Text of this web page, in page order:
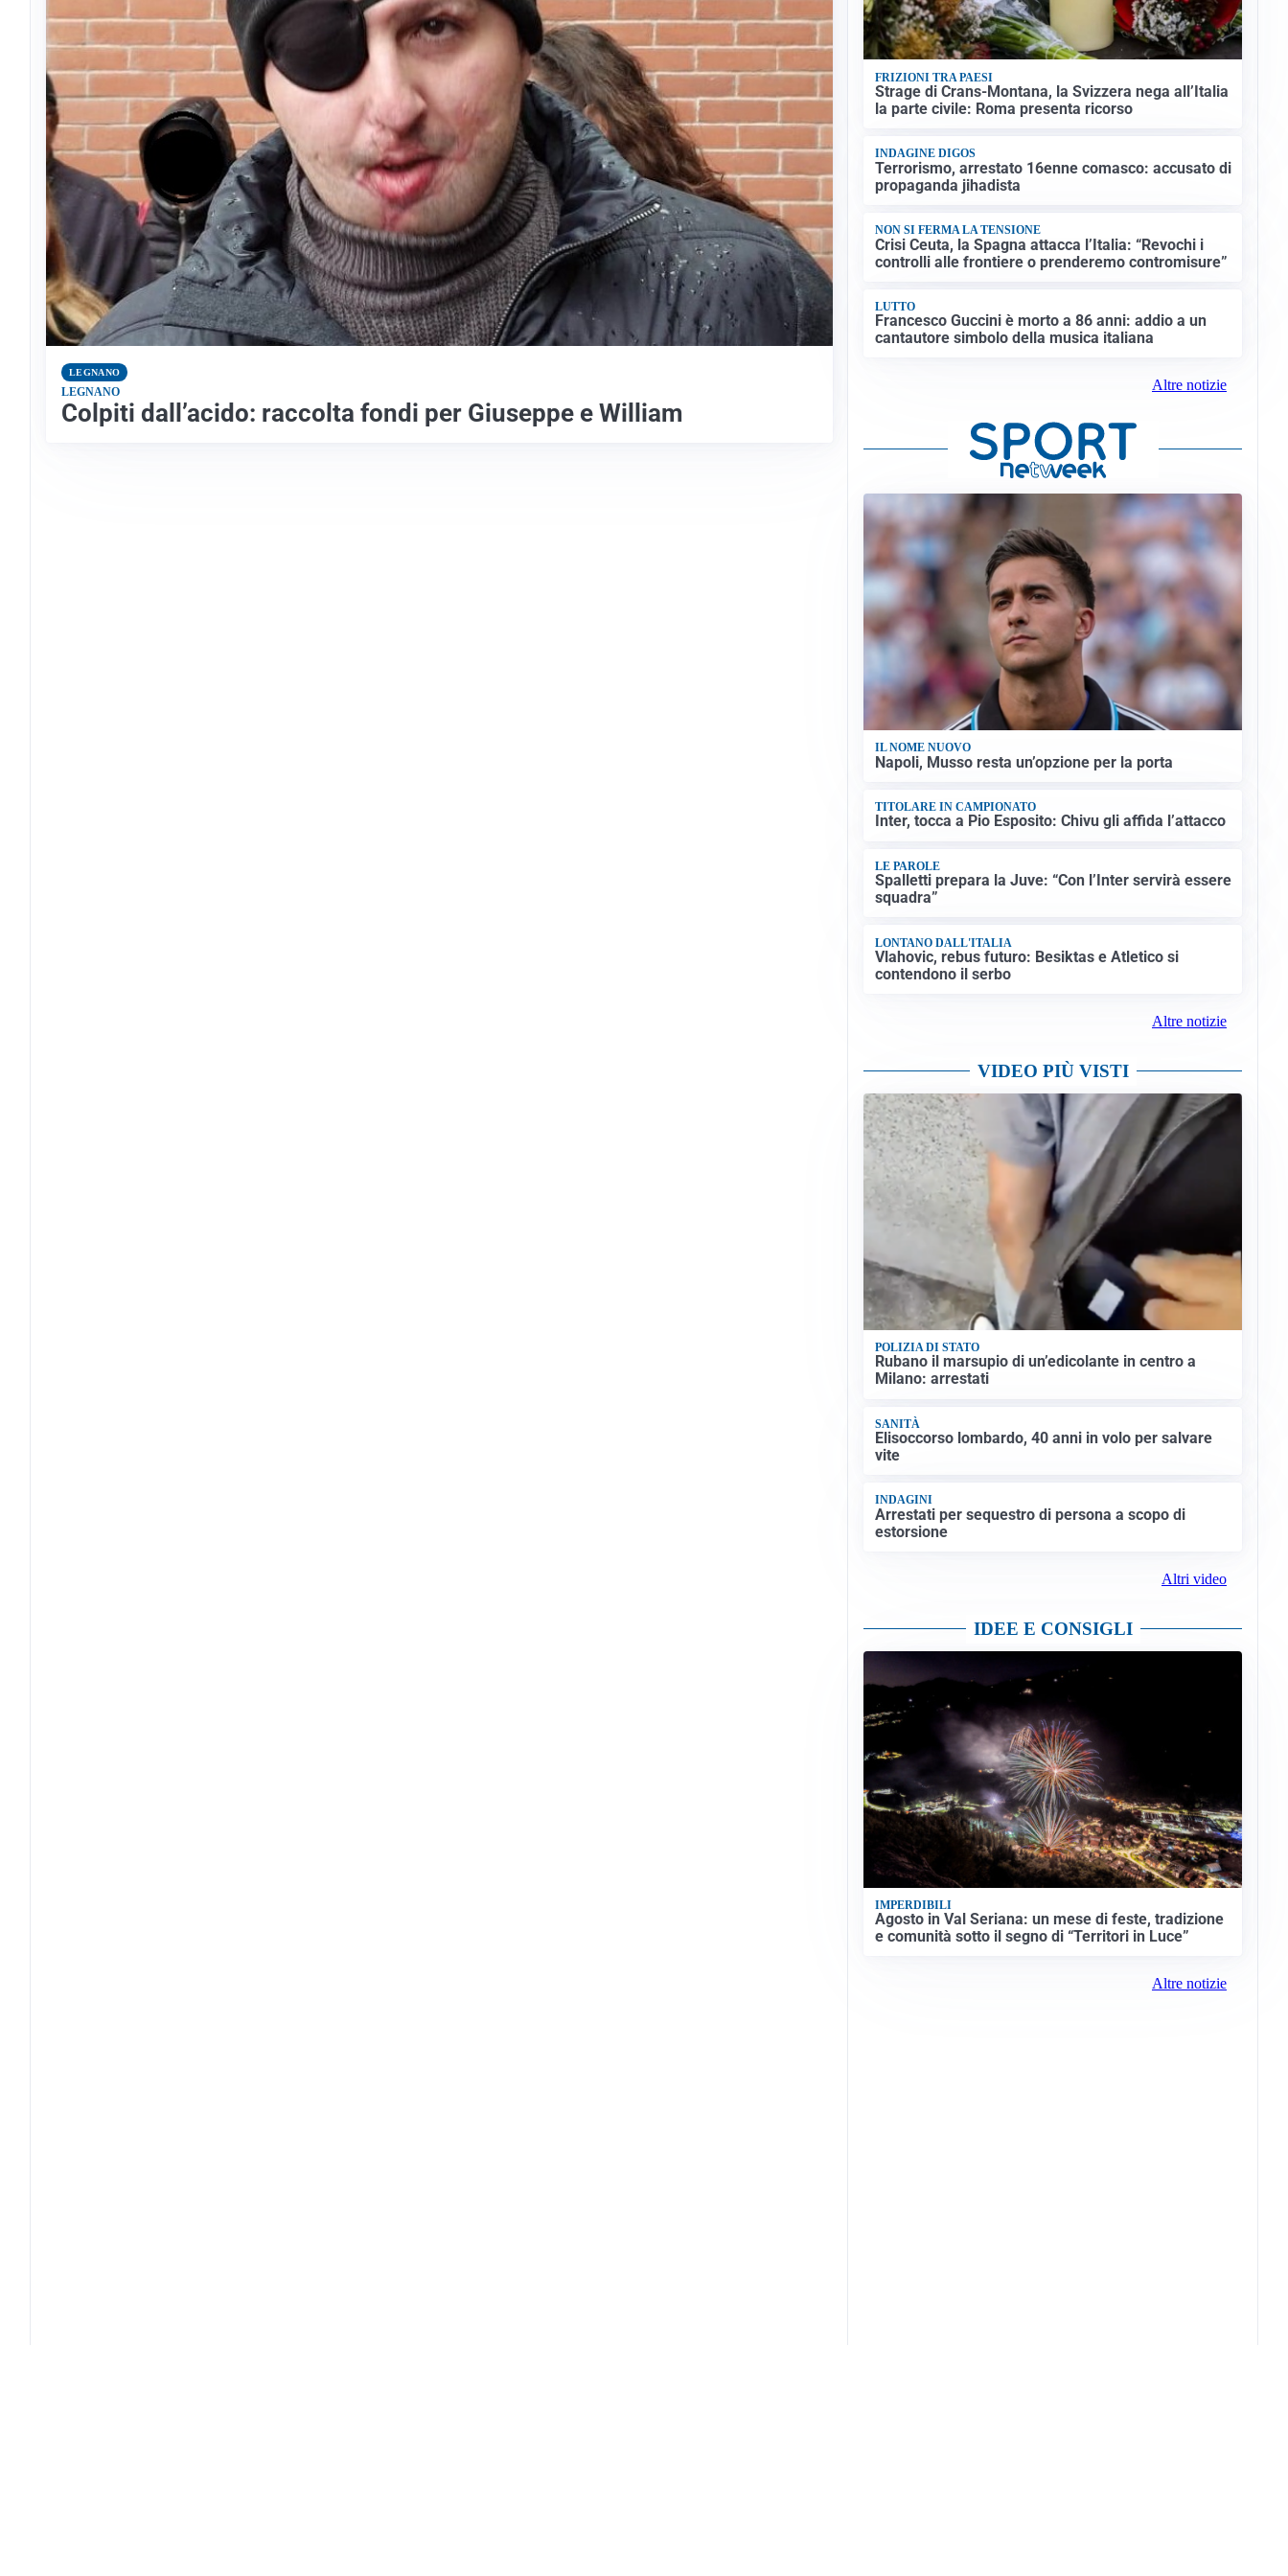
LEGNANO
LEGNANO
Colpiti dall’acido: raccolta fondi per Giuseppe e William
FRIZIONI TRA PAESI
Strage di Crans-Montana, la Svizzera nega all’Italia
la parte civile: Roma presenta ricorso
INDAGINE DIGOS
Terrorismo, arrestato 16enne comasco: accusato di
propaganda jihadista
NON SI FERMA LA TENSIONE
Crisi Ceuta, la Spagna attacca l’Italia: “Revochi i
controlli alle frontiere o prenderemo contromisure”
LUTTO
Francesco Guccini è morto a 86 anni: addio a un
cantautore simbolo della musica italiana
Altre notizie
IL NOME NUOVO
Napoli, Musso resta un’opzione per la porta
TITOLARE IN CAMPIONATO
Inter, tocca a Pio Esposito: Chivu gli affida l’attacco
LE PAROLE
Spalletti prepara la Juve: “Con l’Inter servirà essere
squadra”
LONTANO DALL'ITALIA
Vlahovic, rebus futuro: Besiktas e Atletico si
contendono il serbo
Altre notizie
VIDEO PIÙ VISTI
POLIZIA DI STATO
Rubano il marsupio di un’edicolante in centro a
Milano: arrestati
SANITÀ
Elisoccorso lombardo, 40 anni in volo per salvare
vite
INDAGINI
Arrestati per sequestro di persona a scopo di
estorsione
Altri video
IDEE E CONSIGLI
IMPERDIBILI
Agosto in Val Seriana: un mese di feste, tradizione
e comunità sotto il segno di “Territori in Luce”
Altre notizie